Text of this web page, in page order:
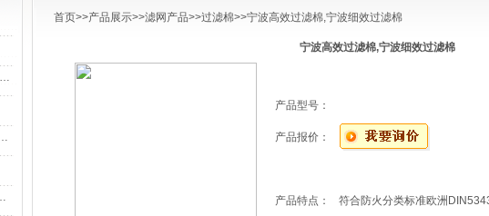
首页>>产品展示>>滤网产品>>过滤棉>>宁波高效过滤棉,宁波细效过滤棉
宁波高效过滤棉,宁波细效过滤棉
产品型号：
产品报价：
产品特点： 符合防火分类标准欧洲